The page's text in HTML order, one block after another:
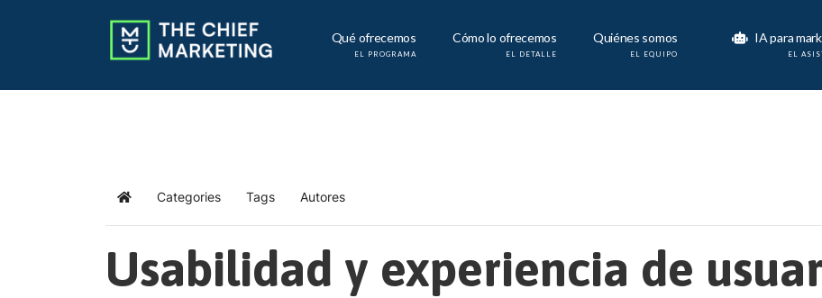
Qué ofrecemos
EL PROGRAMA
Cómo lo ofrecemos
EL DETALLE
Quiénes somos
EL EQUIPO
IA para
EL
Home Categories Tags Autores
Usabilidad y experiencia de